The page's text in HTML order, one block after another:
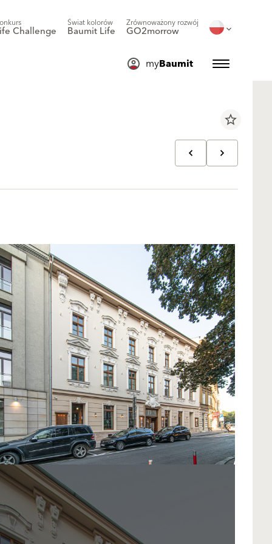
Challenge
Świat kolorów
Baumit Life
Zrównoważony rozwój
GO2morrow
myBaumit
star_border